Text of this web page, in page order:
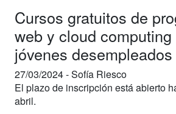
Cursos gratuitos de
web y cloud computing
jóvenes desempleados
27/03/2024 -Sofía Riesco
El plazo de inscripción está abierto
abril.